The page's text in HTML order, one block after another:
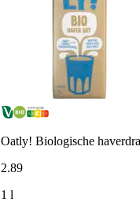
Oatly! Biologische
2.89
1 l